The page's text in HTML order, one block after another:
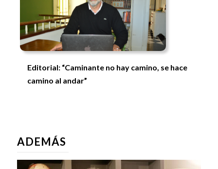
Editorial: “Caminante no hay camino, se hace
camino al andar”
ADEMÁS